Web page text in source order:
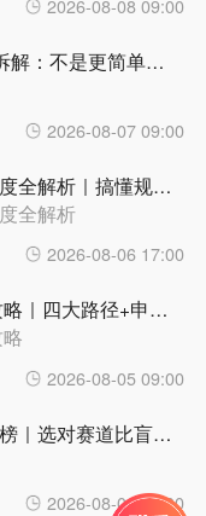
2026-08-08 09:00
日本考研“躺赢论”彻底拆解：不是更简单，是另一种难|前程日本留学
2026-08-07 09:00
日本研究生申请六大制度全解析｜搞懂规则再动手，别在第一步就走偏 | 前程日本留学
全解析
2026-08-06 17:00
日本读研/修士申请全攻略｜四大路径+申请条件+时间规划，一篇理清 | 前程日本留学
2026-08-05 09:00
日本考研专业难度天梯榜｜选对赛道比盲目努力更重要 | 前程日本留学
2026-08-04 09:00